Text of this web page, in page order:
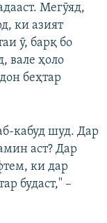
Мегӯяд,
ки азият
ӯ, барқ бо
вале ҳоло
беҳтар
кабуд шуд. Дар
аст? Дар
ки дар
будаст," –